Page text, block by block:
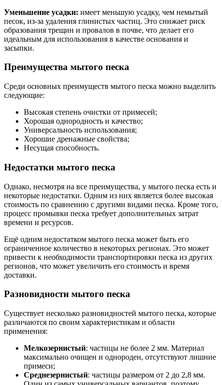
Уменьшение усадки: имеет меньшую усадку, чем немытый
песок, из-за удаления глинистых частиц. Это снижает риск
образования трещин и провалов в почве, что делает его
идеальным для использования в качестве основания и
засыпки.
Преимущества мытого песка
Среди основных преимуществ мытого песка можно выделить
следующие:
Высокая степень очистки от примесей;
Хорошая однородность и качество;
Универсальность использования;
Хорошие дренажные свойства;
Несущая способность.
Недостатки мытого песка
Однако, несмотря на все преимущества, у мытого песка есть и
некоторые недостатки. Одним из них является более высокая
стоимость по сравнению с другими видами песка. Кроме того,
процесс промывки песка требует дополнительных затрат
времени и ресурсов.
Ещё одним недостатком мытого песка может быть его
ограниченное количество в некоторых регионах. Это может
привести к необходимости транспортировки песка из других
регионов, что может увеличить его стоимость и время
доставки.
Разновидности мытого песка
Существует несколько разновидностей мытого песка, которые
различаются по своим характеристикам и области
применения:
Мелкозернистый: частицы не более 2 мм. Материал
максимально очищен и однороден, отсутствуют лишние
примеси;
Среднезернистый: частицы размером от 2 до 2,8 мм.